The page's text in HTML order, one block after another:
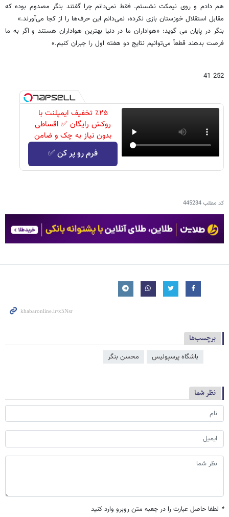
هم دادم و روی نیمکت نشستم. فقط نمی‌دانم چرا گفتند بنگر مصدوم بوده که
مقابل استقلال خوزستان بازی نکرده، نمی‌دانم این حرف‌ها را از کجا می‌آورند.»
بنگر در پایان می گوید: «هواداران ما در دنیا بهترین هواداران هستند و اگر به ما
فرصت بدهند قطعاً می‌توانیم نتایج دو هفته اول را جبران کنیم.»
252 41
٪۲۵ تخفیف ایمپلنت با
روکش رایگان ✅ اقساطی
بدون نیاز به چک و ضامن
فرم رو پر کن ✅
کد مطلب445234
برچسب‌ها
باشگاه پرسپولیس محسن بنگر
نظر شما
* لطفا حاصل عبارت را در جعبه متن روبرو وارد کنید